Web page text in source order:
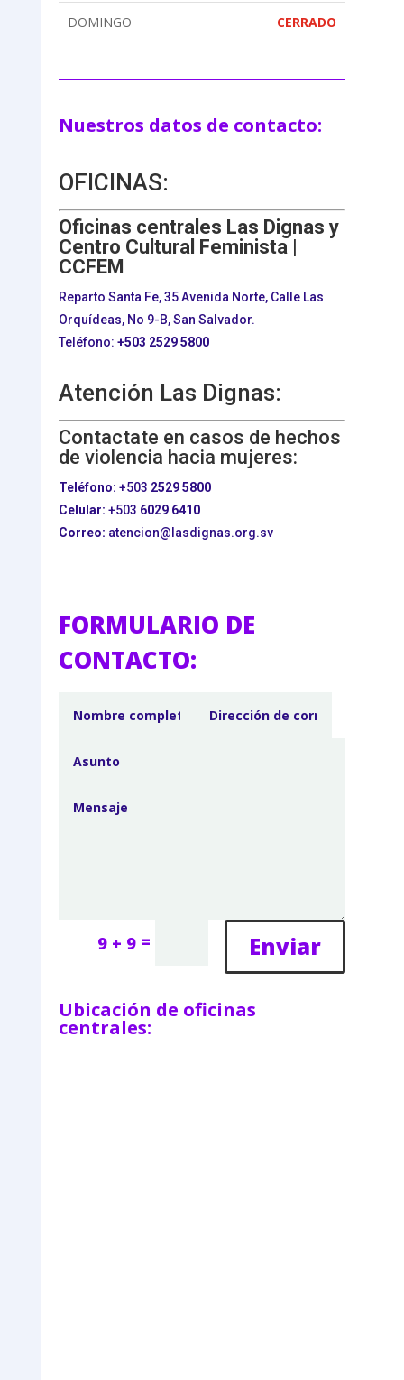
DOMINGO CERRADO
Nuestros datos de contacto:
OFICINAS:
Oficinas centrales Las Dignas y
Centro Cultural Feminista |
CCFEM
Reparto Santa Fe, 35 Avenida Norte, Calle Las
Orquídeas, No 9-B, San Salvador.
Teléfono: +503 2529 5800
Atención Las Dignas:
Contactate en casos de hechos
de violencia hacia mujeres:
Teléfono: +503 2529 5800
Celular: +503 6029 6410
Correo: atencion@lasdignas.org.sv
FORMULARIO DE
CONTACTO:
9 + 9 = Enviar
Ubicación de oficinas
centrales: